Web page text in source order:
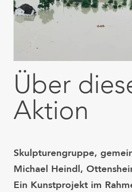
Über
Aktion
Skulpturengruppe,
Michael Heindl,
Ein Kunstprojekt im